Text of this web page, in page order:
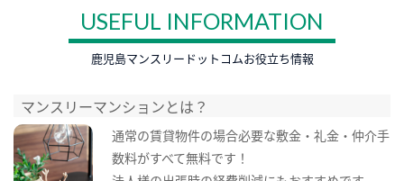
USEFUL INFORMATION
鹿児島マンスリードットコムお役立ち情報
マンスリーマンションとは？
通常の賃貸物件の場合必要な敷金・礼金・仲介手
数料がすべて無料です！